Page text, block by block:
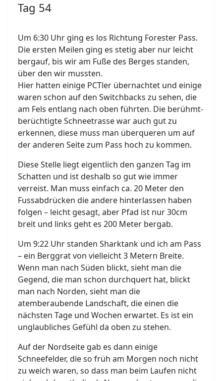
Tag 54
Um 6:30 Uhr ging es los Richtung Forester Pass.
Die ersten Meilen ging es stetig aber nur leicht
bergauf, bis wir am Fuße des Berges standen,
über den wir mussten.
Hier hatten einige PCTler übernachtet und einige
waren schon auf den Switchbacks zu sehen, die
am Fels entlang nach oben führten. Die berühmt-
berüchtigte Schneetrasse war auch gut zu
erkennen, diese muss man überqueren um auf
der anderen Seite zum Pass hoch zu kommen.
Diese Stelle liegt eigentlich den ganzen Tag im
Schatten und ist deshalb so gut wie immer
verreist. Man muss einfach ca. 20 Meter den
Fussabdrücken die andere hinterlassen haben
folgen – leicht gesagt, aber Pfad ist nur 30cm
breit und links geht es 200 Meter bergab.
Um 9:22 Uhr standen Sharktank und ich am Pass
– ein Berggrat von vielleicht 3 Metern Breite.
Wenn man nach Süden blickt, sieht man die
Gegend, die man schon durchquert hat, blickt
man nach Norden, sieht man die
atemberaubende Landschaft, die einen die
nächsten Tage und Wochen erwartet. Es ist ein
unglaubliches Gefühl da oben zu stehen.
Auf der Nordseite gab es dann einige
Schneefelder, die so früh am Morgen noch nicht
zu weich waren, so dass man beim Laufen nicht